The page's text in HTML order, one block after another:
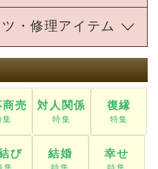
・修理アイテム
売 対人関係 復縁
び 結婚 幸せ